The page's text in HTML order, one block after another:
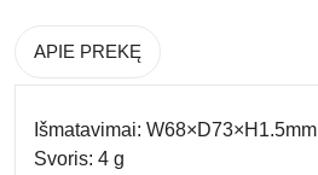
APIE PREKĘ
Išmatavimai: W68×D73×H1.5mm
Svoris: 4 g